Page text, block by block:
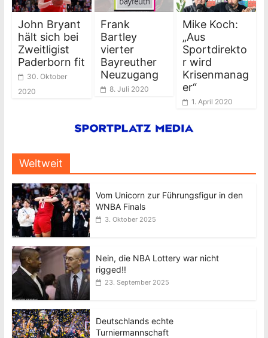
John Bryant
hält sich bei
Zweitligist
Paderborn fit
30. Oktober
2020
Frank
Bartley
vierter
Bayreuther
Neuzugang
8. Juli 2020
Mike Koch:
„Aus
Sportdirekto
r wird
Krisenmanag
er“
1. April 2020
Weltweit
Vom Unicorn zur Führungsfigur in den
WNBA Finals
3. Oktober 2025
Nein, die NBA Lottery war nicht
rigged!!
23. September 2025
Deutschlands echte
Turniermannschaft